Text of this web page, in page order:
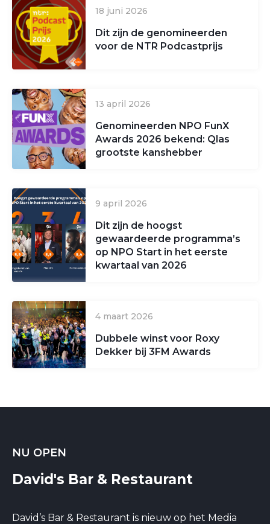
18 juni 2026
Dit zijn de genomineerden
voor de NTR Podcastprijs
13 april 2026
Genomineerden NPO FunX
Awards 2026 bekend: Qlas
grootste kanshebber
9 april 2026
Dit zijn de hoogst
gewaardeerde programma’s
op NPO Start in het eerste
kwartaal van 2026
4 maart 2026
Dubbele winst voor Roxy
Dekker bij 3FM Awards
NU OPEN
David's Bar & Restaurant
David’s Bar & Restaurant is nieuw op het Media